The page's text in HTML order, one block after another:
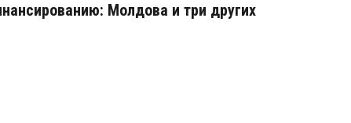
Молдова и три других